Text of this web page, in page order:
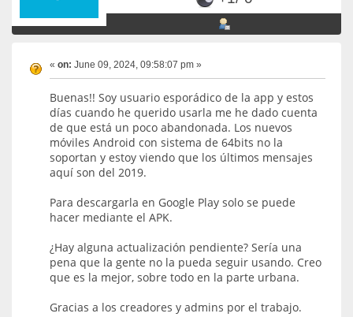
« on: June 09, 2024, 09:58:07 pm »
Buenas!! Soy usuario esporádico de la app y estos
días cuando he querido usarla me he dado cuenta
de que está un poco abandonada. Los nuevos
móviles Android con sistema de 64bits no la
soportan y estoy viendo que los últimos mensajes
aquí son del 2019.
Para descargarla en Google Play solo se puede
hacer mediante el APK.
¿Hay alguna actualización pendiente? Sería una
pena que la gente no la pueda seguir usando. Creo
que es la mejor, sobre todo en la parte urbana.
Gracias a los creadores y admins por el trabajo.